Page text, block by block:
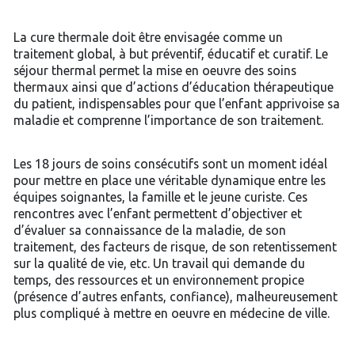
La cure thermale doit être envisagée comme un
traitement global, à but préventif, éducatif et curatif. Le
séjour thermal permet la mise en oeuvre des soins
thermaux ainsi que d’actions d’éducation thérapeutique
du patient, indispensables pour que l’enfant apprivoise sa
maladie et comprenne l’importance de son traitement.
Les 18 jours de soins consécutifs sont un moment idéal
pour mettre en place une véritable dynamique entre les
équipes soignantes, la famille et le jeune curiste. Ces
rencontres avec l’enfant permettent d’objectiver et
d’évaluer sa connaissance de la maladie, de son
traitement, des facteurs de risque, de son retentissement
sur la qualité de vie, etc. Un travail qui demande du
temps, des ressources et un environnement propice
(présence d’autres enfants, confiance), malheureusement
plus compliqué à mettre en oeuvre en médecine de ville.